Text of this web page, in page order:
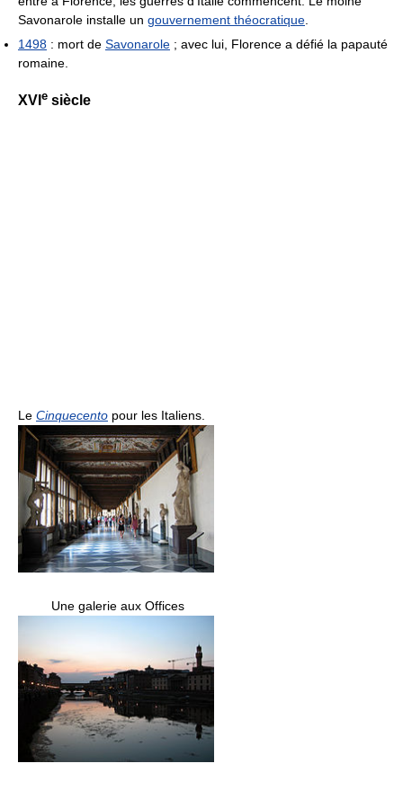
Savonarole installe un gouvernement théocratique
1498 : mort de Savonarole ; avec lui, Florence a défié la papauté
romaine.
XVI e siècle
Le Cinquecento pour les Italiens.
Une galerie aux Offices